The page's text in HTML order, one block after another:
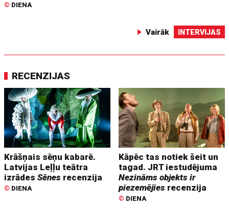
© DIENA
Vairāk INTERVIJAS
RECENZIJAS
Krāšņais sēņu kabarē.
Latvijas Leļļu teātra
izrādesSēnes recenzija
© DIENA
Kāpēc tas notiek šeit un
tagad. JRT iestudējuma
Nezināms objekts ir
piezemējies recenzija
© DIENA